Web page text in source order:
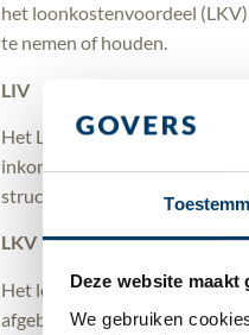
Deze website
We gebruiken
het loonkostenvoordeel
te nemen of houden.
LIV
Het LIV vervalt per 1 januari
inkomen. Het geld dat
structureel te maken. Dit
LKV
Het loonkostenvoordeel
afgebouwd. Dit houdt in dat